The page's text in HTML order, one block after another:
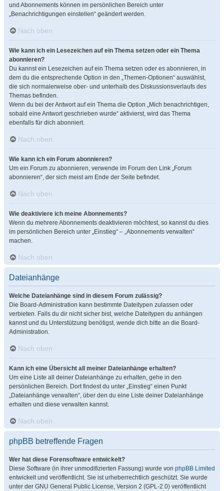
und Abonnements können im persönlichen Bereich unter
„Benachrichtigungen einstellen“ geändert werden.
Nach oben
Wie kann ich ein Lesezeichen auf ein Thema setzen oder ein Thema
abonnieren?
Du kannst ein Lesezeichen auf ein Thema setzen oder es abonnieren, in
dem du die entsprechende Option in den „Themen-Optionen“ auswählst,
die sich normalerweise ober- und unterhalb des Diskussionsverlaufs des
Themas befinden.
Wenn du bei der Antwort auf ein Thema die Option „Mich benachrichtigen,
sobald eine Antwort geschrieben wurde“ aktivierst, wird das Thema
ebenfalls für dich abonniert.
Nach oben
Wie kann ich ein Forum abonnieren?
Um ein Forum zu abonnieren, verwende im Forum den Link „Forum
abonnieren“, der sich meist am Ende der Seite befindet.
Nach oben
Wie deaktiviere ich meine Abonnements?
Wenn du mehrere Abonnements deaktivieren möchtest, so kannst du dies
im persönlichen Bereich unter „Einstieg“ – „Abonnements verwalten“
machen.
Nach oben
Dateianhänge
Welche Dateianhänge sind in diesem Forum zulässig?
Die Board-Administration kann bestimmte Dateitypen zulassen oder
verbieten. Falls du dir nicht sicher bist, welche Dateitypen du anhängen
kannst und du Unterstützung benötigst, wende dich bitte an die Board-
Administration.
Nach oben
Kann ich eine Übersicht all meiner Dateianhänge erhalten?
Um eine Liste all deiner Dateianhänge zu erhalten, gehe in den
persönlichen Bereich. Dort findest du unter „Einstieg“ einen Punkt
„Dateianhänge verwalten“, über den du eine Liste deiner Dateianhänge
erhalten und diese verwalten kannst.
Nach oben
phpBB betreffende Fragen
Wer hat diese Forensoftware entwickelt?
Diese Software (in ihrer unmodifizierten Fassung) wurde von phpBB Limited
entwickelt und veröffentlicht. Sie ist urheberrechtlich geschützt. Sie wurde
unter der GNU General Public License, Version 2 (GPL-2.0) veröffentlicht